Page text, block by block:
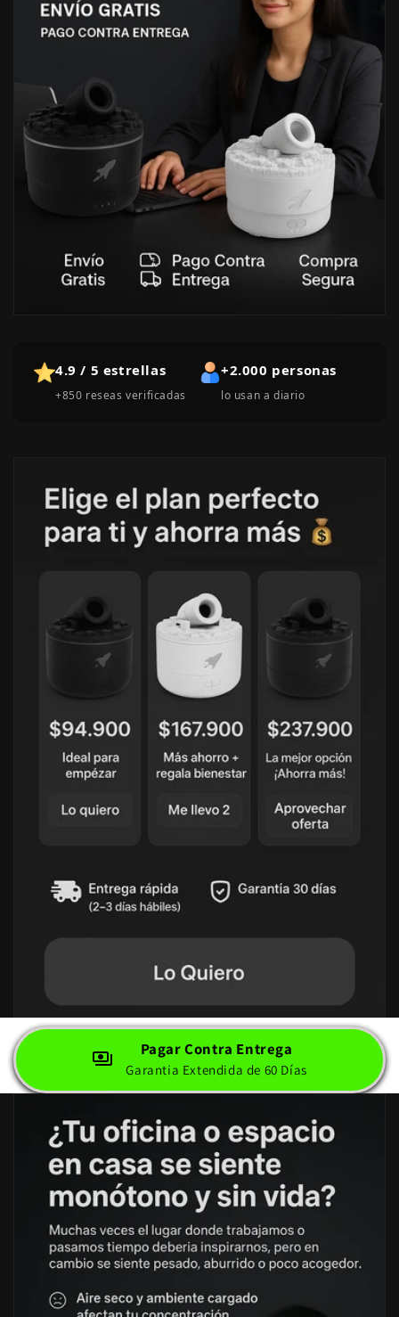
4.9 / 5 estrellas
+850 reseas verificadas
+2.000 personas
lo usan a diario
Pagar Contra Entrega
Garantia Extendida de 60 Días